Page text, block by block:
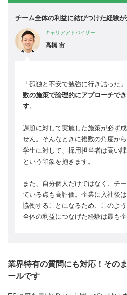
チーム全体の利益に結びつけた経験が
キャリアアドバイザー
高橋 宙
「孤独と不安で勉強に行き詰った
数の施策で論理的にアプローチで
す。
課題に対して実施した施策が必ず
せん。そんなときに複数の角度か
学生に対して、採用担当者は高い
という印象を抱きます。
また、自分個人だけではなく、チ
ている点も高評価。企業に入社後
協働することになるため、このよ
全体の利益につなげた経験は最も
業界特有の質問にも対応！その
ールです